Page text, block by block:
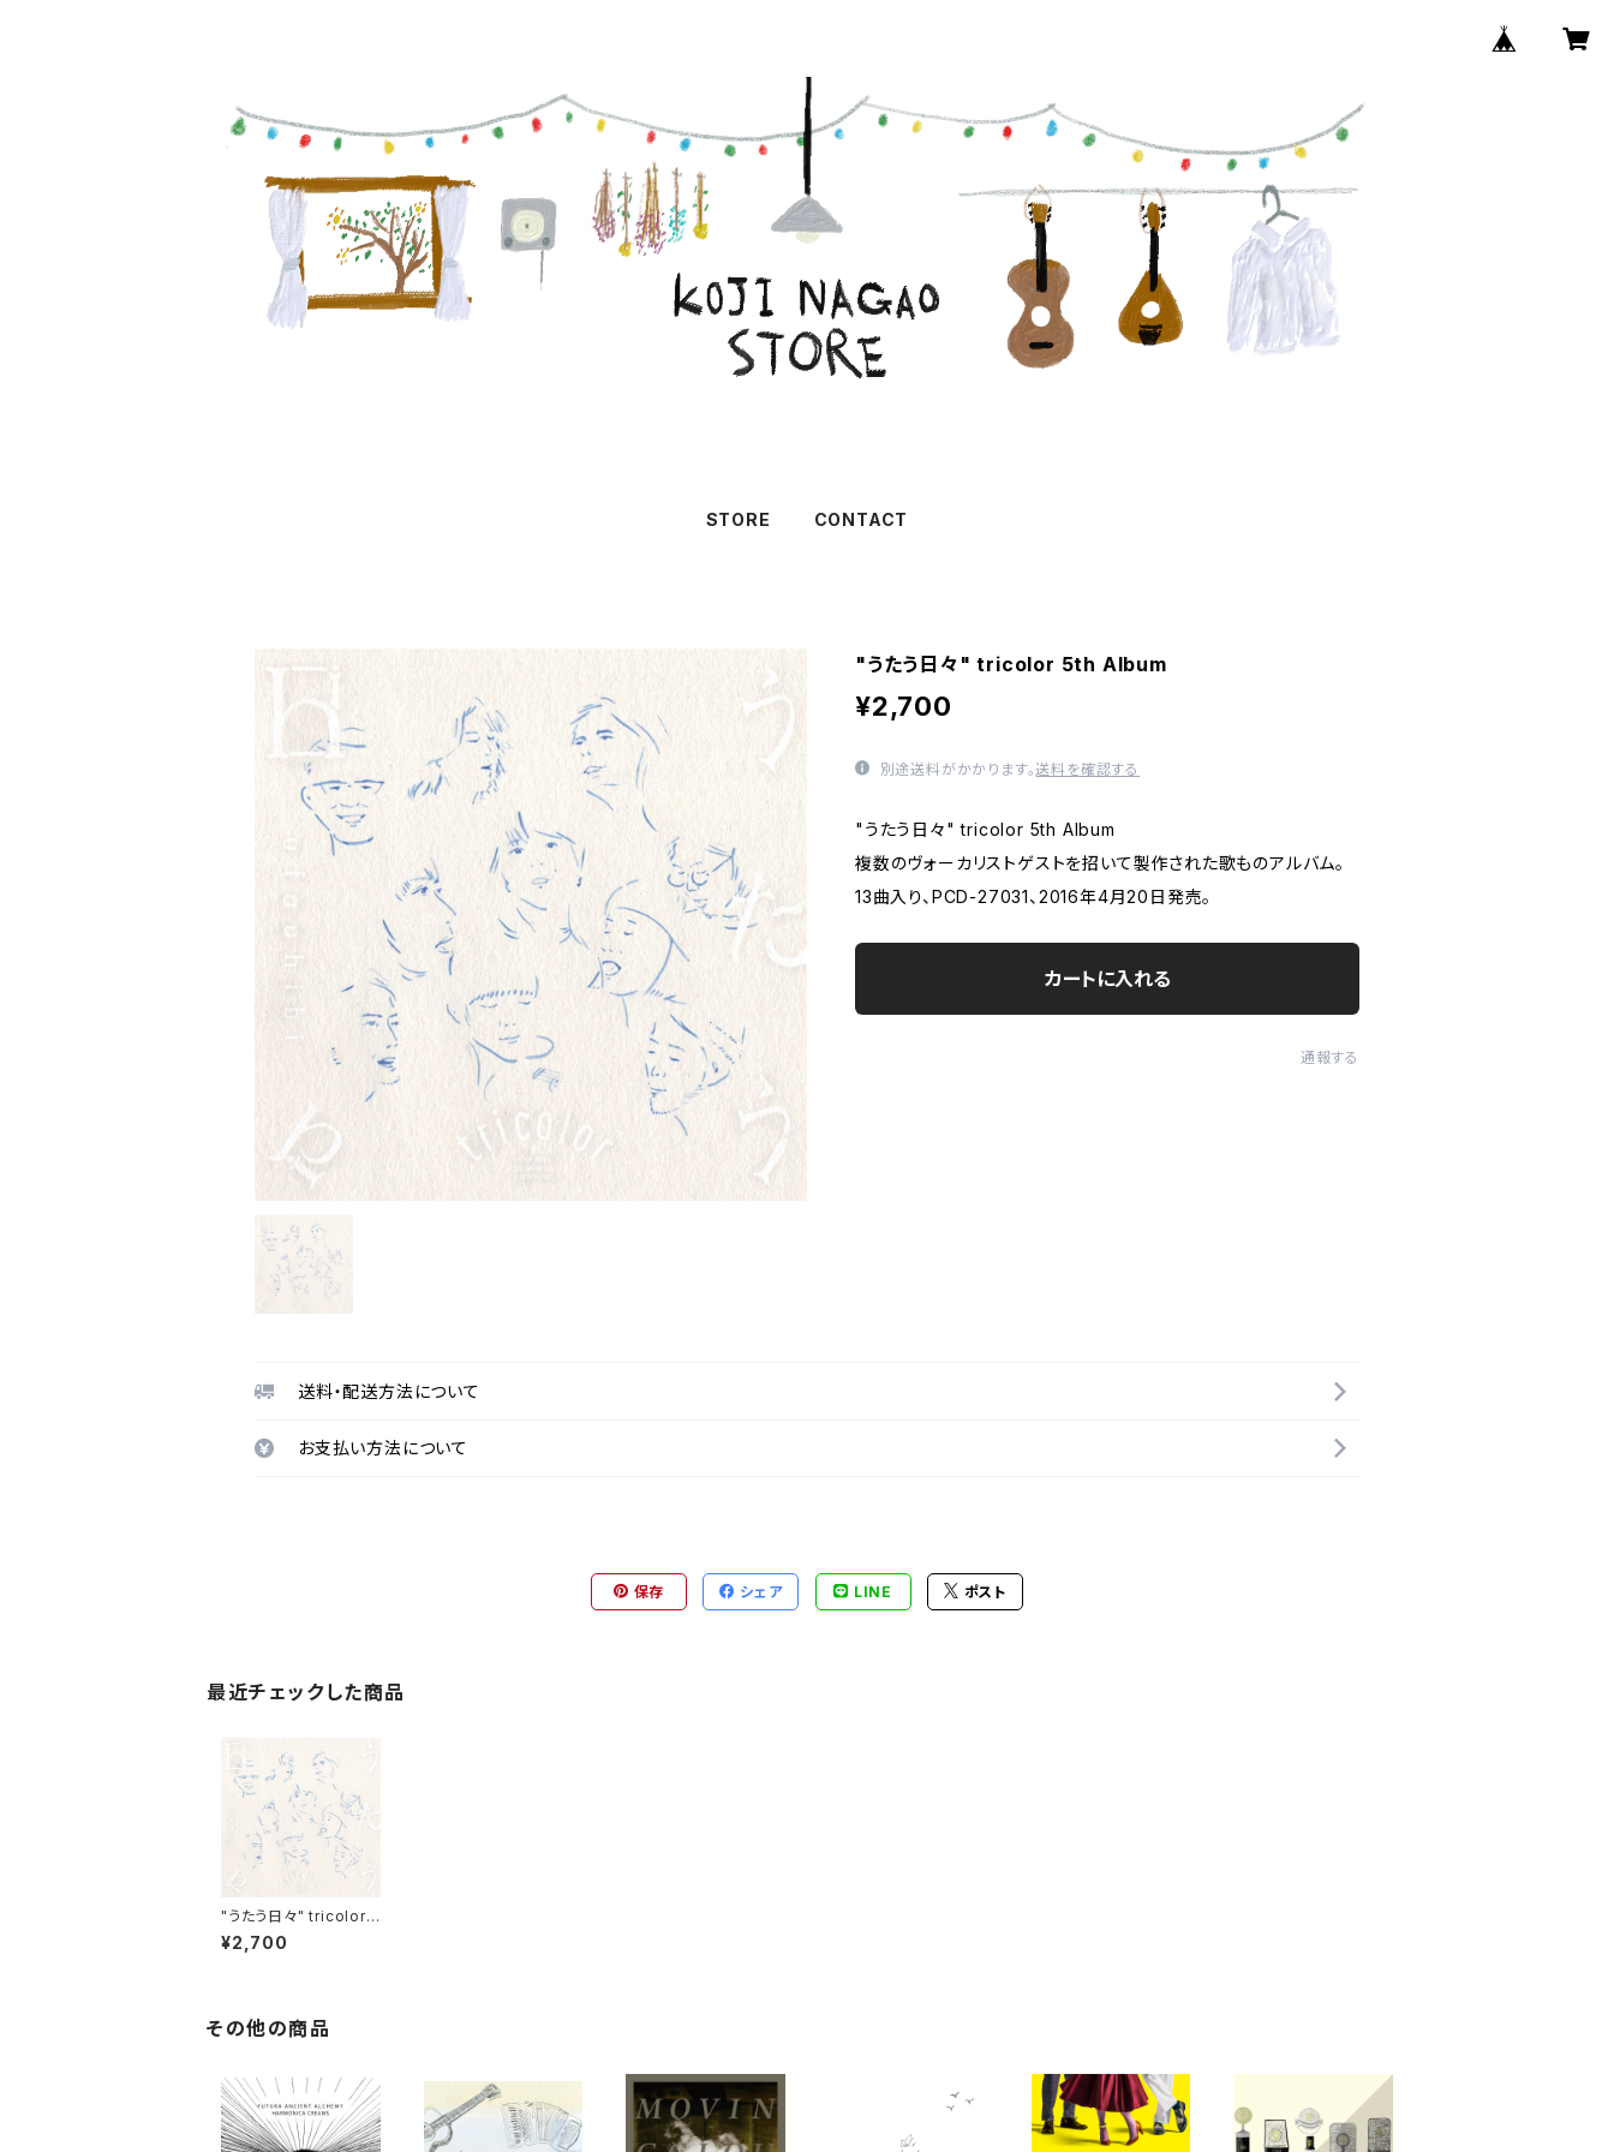
STORE CONTACT
"うたう日々" tricolor 5th Album
¥2,700
別途送料がかかります。送料を確認する
"うたう日々" tricolor 5th Album
複数のヴォーカリストゲストを招いて製作された歌ものアルバム。
13曲入り、PCD-27031、2016年4月20日発売。
カートに入れる
通報する
送料・配送方法について
お支払い方法について
保存 シェア LINE ポスト
最近チェックした商品
"うたう日々" tricolor 5
th Album
¥2,700
その他の商品